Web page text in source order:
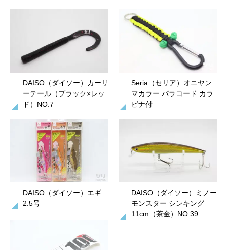
DAISO（ダイソー）カーリ
ーテール（ブラック×レッ
ド）NO.7
Seria（セリア）オニヤン
マカラー パラコード カラ
ビナ付
DAISO（ダイソー）エギ
2.5号
DAISO（ダイソー）ミノー
モンスター シンキング
11cm（茶金）NO.39